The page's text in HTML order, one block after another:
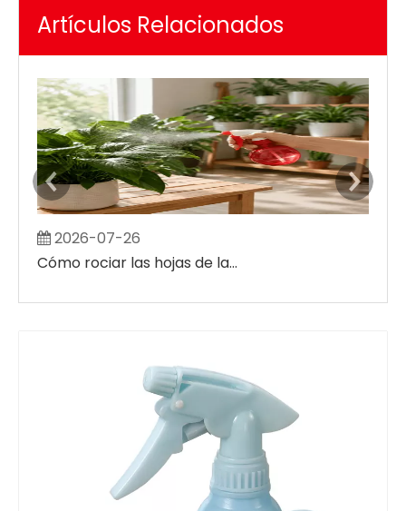
Artículos Relacionados
2026-07-26
Cómo rociar las hojas de las plantas sin crear grandes manchas húmedas